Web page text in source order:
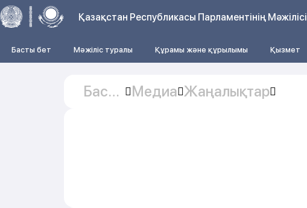
Қазақстан Республикасы Парламентінің Мәжілісі
Басты бет Мәжіліс туралы Құрамы және құрылымы Қызмет
Басты
Медиа Жаңалықтар